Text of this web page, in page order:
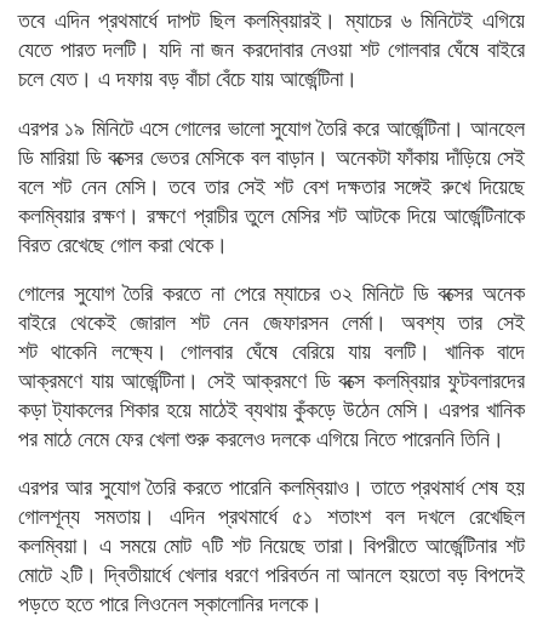
তবে এদিন প্রথমার্ধে দাপট ছিল কলম্বিয়ারই। ম্যাচের ৬ মিনিটেই এগিয়ে
যেতে পারত দলটি। যদি না জন করদোবার নেওয়া শট গোলবার ঘেঁষে বাইরে
চলে যেত। এ দফায় বড় বাঁচা বেঁচে যায় আর্জেন্টিনা।
এরপর ১৯ মিনিটে এসে গোলের ভালো সুযোগ তৈরি করে আর্জেন্টিনা। আনহেল
ডি মারিয়া ডি বক্সের ভেতর মেসিকে বল বাড়ান। অনেকটা ফাঁকায় দাঁড়িয়ে সেই
বলে শট নেন মেসি। তবে তার সেই শট বেশ দক্ষতার সঙ্গেই রুখে দিয়েছে
কলম্বিয়ার রক্ষণ। রক্ষণে প্রাচীর তুলে মেসির শট আটকে দিয়ে আর্জেন্টিনাকে
বিরত রেখেছে গোল করা থেকে।
গোলের সুযোগ তৈরি করতে না পেরে ম্যাচের ৩২ মিনিটে ডি বক্সের অনেক
বাইরে থেকেই জোরাল শট নেন জেফারসন লের্মা। অবশ্য তার সেই
শট থাকেনি লক্ষ্যে। গোলবার ঘেঁষে বেরিয়ে যায় বলটি। খানিক বাদে
আক্রমণে যায় আর্জেন্টিনা। সেই আক্রমণে ডি বক্সে কলম্বিয়ার ফুটবলারদের
কড়া ট্যাকলের শিকার হয়ে মাঠেই ব্যথায় কুঁকড়ে উঠেন মেসি। এরপর খানিক
পর মাঠে নেমে ফের খেলা শুরু করলেও দলকে এগিয়ে নিতে পারেননি তিনি।
এরপর আর সুযোগ তৈরি করতে পারেনি কলম্বিয়াও। তাতে প্রথমার্ধ শেষ হয়
গোলশূন্য সমতায়। এদিন প্রথমার্ধে ৫১ শতাংশ বল দখলে রেখেছিল
কলম্বিয়া। এ সময়ে মোট ৭টি শট নিয়েছে তারা। বিপরীতে আর্জেন্টিনার শট
মোটে ২টি। দ্বিতীয়ার্ধে খেলার ধরণে পরিবর্তন না আনলে হয়তো বড় বিপদেই
পড়তে হতে পারে লিওনেল স্কালোনির দলকে।